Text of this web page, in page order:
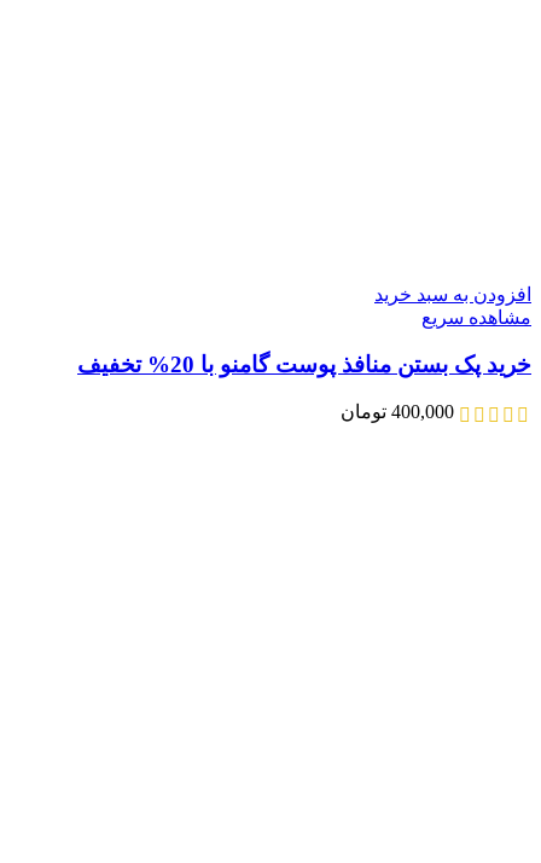
افزودن به سبد خرید
مشاهده سریع
خرید پک بستن منافذ پوست گامنو با 20% تخفیف
400,000 تومان